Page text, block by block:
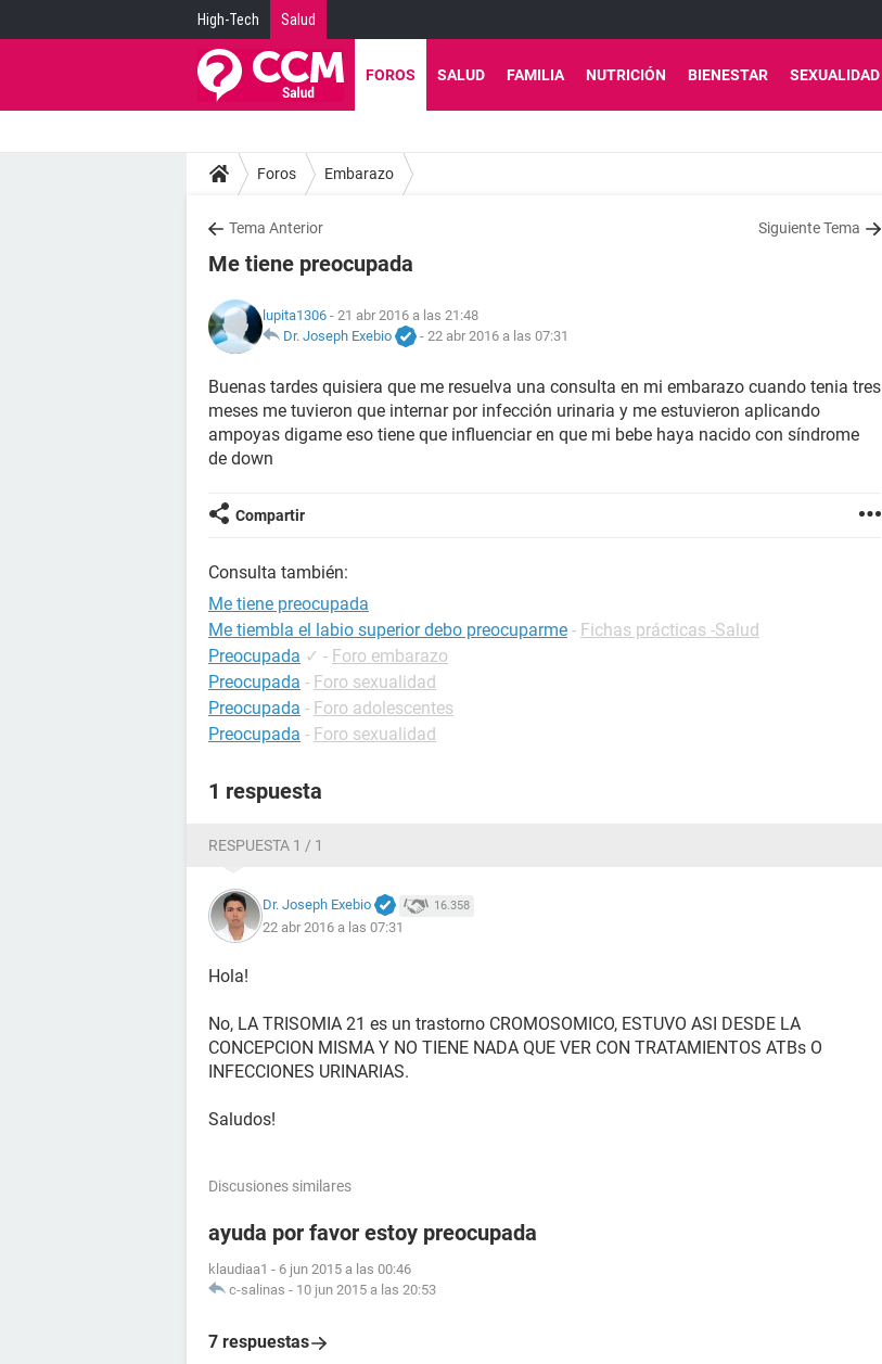
High-Tech Salud
FOROS SALUD FAMILIA NUTRICIÓN BIENESTAR SEXUALIDAD
Foros Embarazo
Tema Anterior Siguiente Tema
Me tiene preocupada
lupita1306 - 21 abr 2016 a las 21:48
Dr. Joseph Exebio
- 22 abr 2016 a las 07:31
Buenas tardes quisiera que me resuelva una consulta en mi embarazo cuando tenia tres
meses me tuvieron que internar por infección urinaria y me estuvieron aplicando
ampoyas digame eso tiene que influenciar en que mi bebe haya nacido con síndrome
de down
Compartir
Consulta también:
Me tiene preocupada
Me tiembla el labio superior debo preocuparme - Fichas prácticas -Salud
Preocupada ✓ - Foro embarazo
Preocupada - Foro sexualidad
Preocupada - Foro adolescentes
Preocupada - Foro sexualidad
1 respuesta
RESPUESTA 1 / 1
Dr. Joseph Exebio 16.358
22 abr 2016 a las 07:31
Hola!
No, LA TRISOMIA 21 es un trastorno CROMOSOMICO, ESTUVO ASI DESDE LA
CONCEPCION MISMA Y NO TIENE NADA QUE VER CON TRATAMIENTOS ATBs O
INFECCIONES URINARIAS.
Saludos!
Discusiones similares
ayuda por favor estoy preocupada
klaudiaa1 - 6 jun 2015 a las 00:46
c-salinas - 10 jun 2015 a las 20:53
7 respuestas